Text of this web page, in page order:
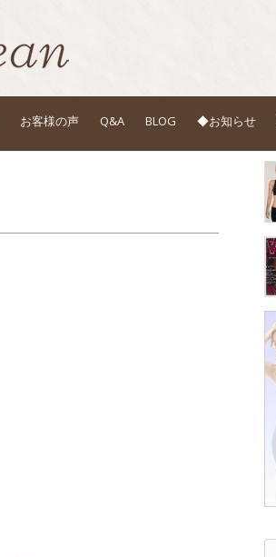
お客様の声 Q&A BLOG ◆お知らせ